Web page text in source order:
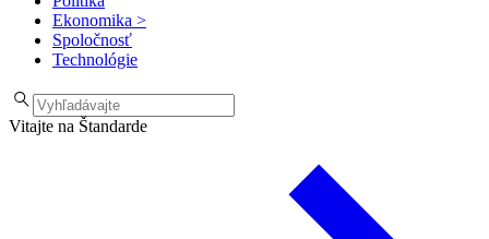
Ekonomika >
Spoločnosť
Technológie
Vitajte na Štandarde